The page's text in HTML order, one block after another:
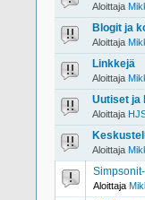
Aloittaja
Blogit ja
Aloittaja
Linkkejä
Aloittaja
Uutiset ja
Aloittaja
Aloittaja
Aloittaja